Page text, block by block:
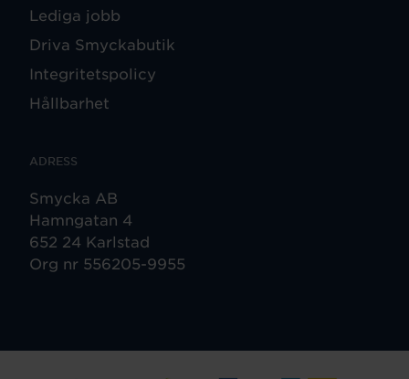
Lediga jobb
Driva Smyckabutik
Integritetspolicy
Hållbarhet
ADRESS
Smycka AB
Hamngatan 4
652 24 Karlstad
Org nr 556205-9955